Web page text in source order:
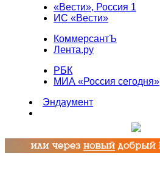
«Вести», Россия 1
ИС «Вести»
КоммерсантЪ
Лента.ру
РБК
МИА «Россия сегодня»
Эндаумент